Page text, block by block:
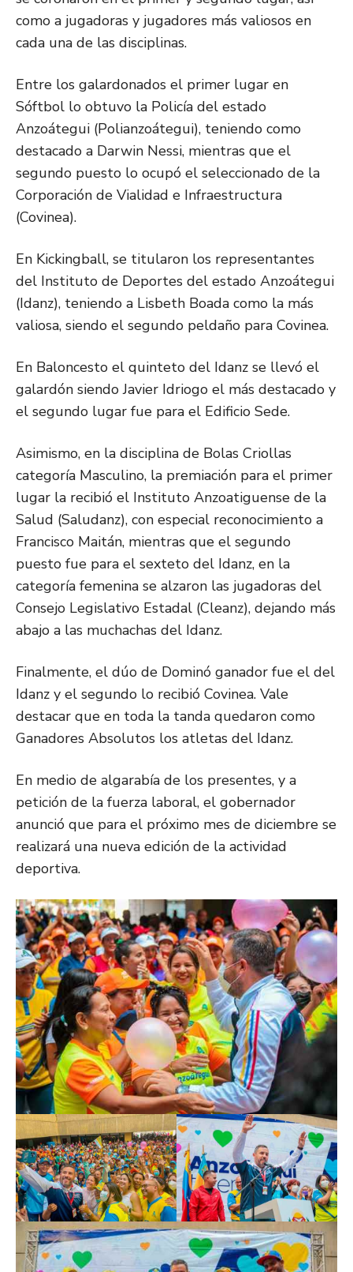
como a jugadoras y jugadores más valiosos en
cada una de las disciplinas.
Entre los galardonados el primer lugar en
Sóftbol lo obtuvo la Policía del estado
Anzoátegui (Polianzoátegui), teniendo como
destacado a Darwin Nessi, mientras que el
segundo puesto lo ocupó el seleccionado de la
Corporación de Vialidad e Infraestructura
(Covinea).
En Kickingball, se titularon los representantes
del Instituto de Deportes del estado Anzoátegui
(Idanz), teniendo a Lisbeth Boada como la más
valiosa, siendo el segundo peldaño para Covinea.
En Baloncesto el quinteto del Idanz se llevó el
galardón siendo Javier Idriogo el más destacado y
el segundo lugar fue para el Edificio Sede.
Asimismo, en la disciplina de Bolas Criollas
categoría Masculino, la premiación para el primer
lugar la recibió el Instituto Anzoatiguense de la
Salud (Saludanz), con especial reconocimiento a
Francisco Maitán, mientras que el segundo
puesto fue para el sexteto del Idanz, en la
categoría femenina se alzaron las jugadoras del
Consejo Legislativo Estadal (Cleanz), dejando más
abajo a las muchachas del Idanz.
Finalmente, el dúo de Dominó ganador fue el del
Idanz y el segundo lo recibió Covinea. Vale
destacar que en toda la tanda quedaron como
Ganadores Absolutos los atletas del Idanz.
En medio de algarabía de los presentes, y a
petición de la fuerza laboral, el gobernador
anunció que para el próximo mes de diciembre se
realizará una nueva edición de la actividad
deportiva.